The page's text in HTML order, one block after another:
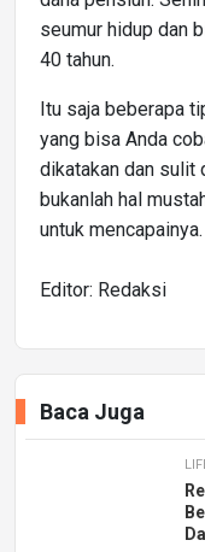
seumur hidup dan
40 tahun.
Itu saja beberapa
yang bisa Anda
dikatakan dan sulit
bukanlah hal
untuk
Editor: Redaksi
Baca Juga